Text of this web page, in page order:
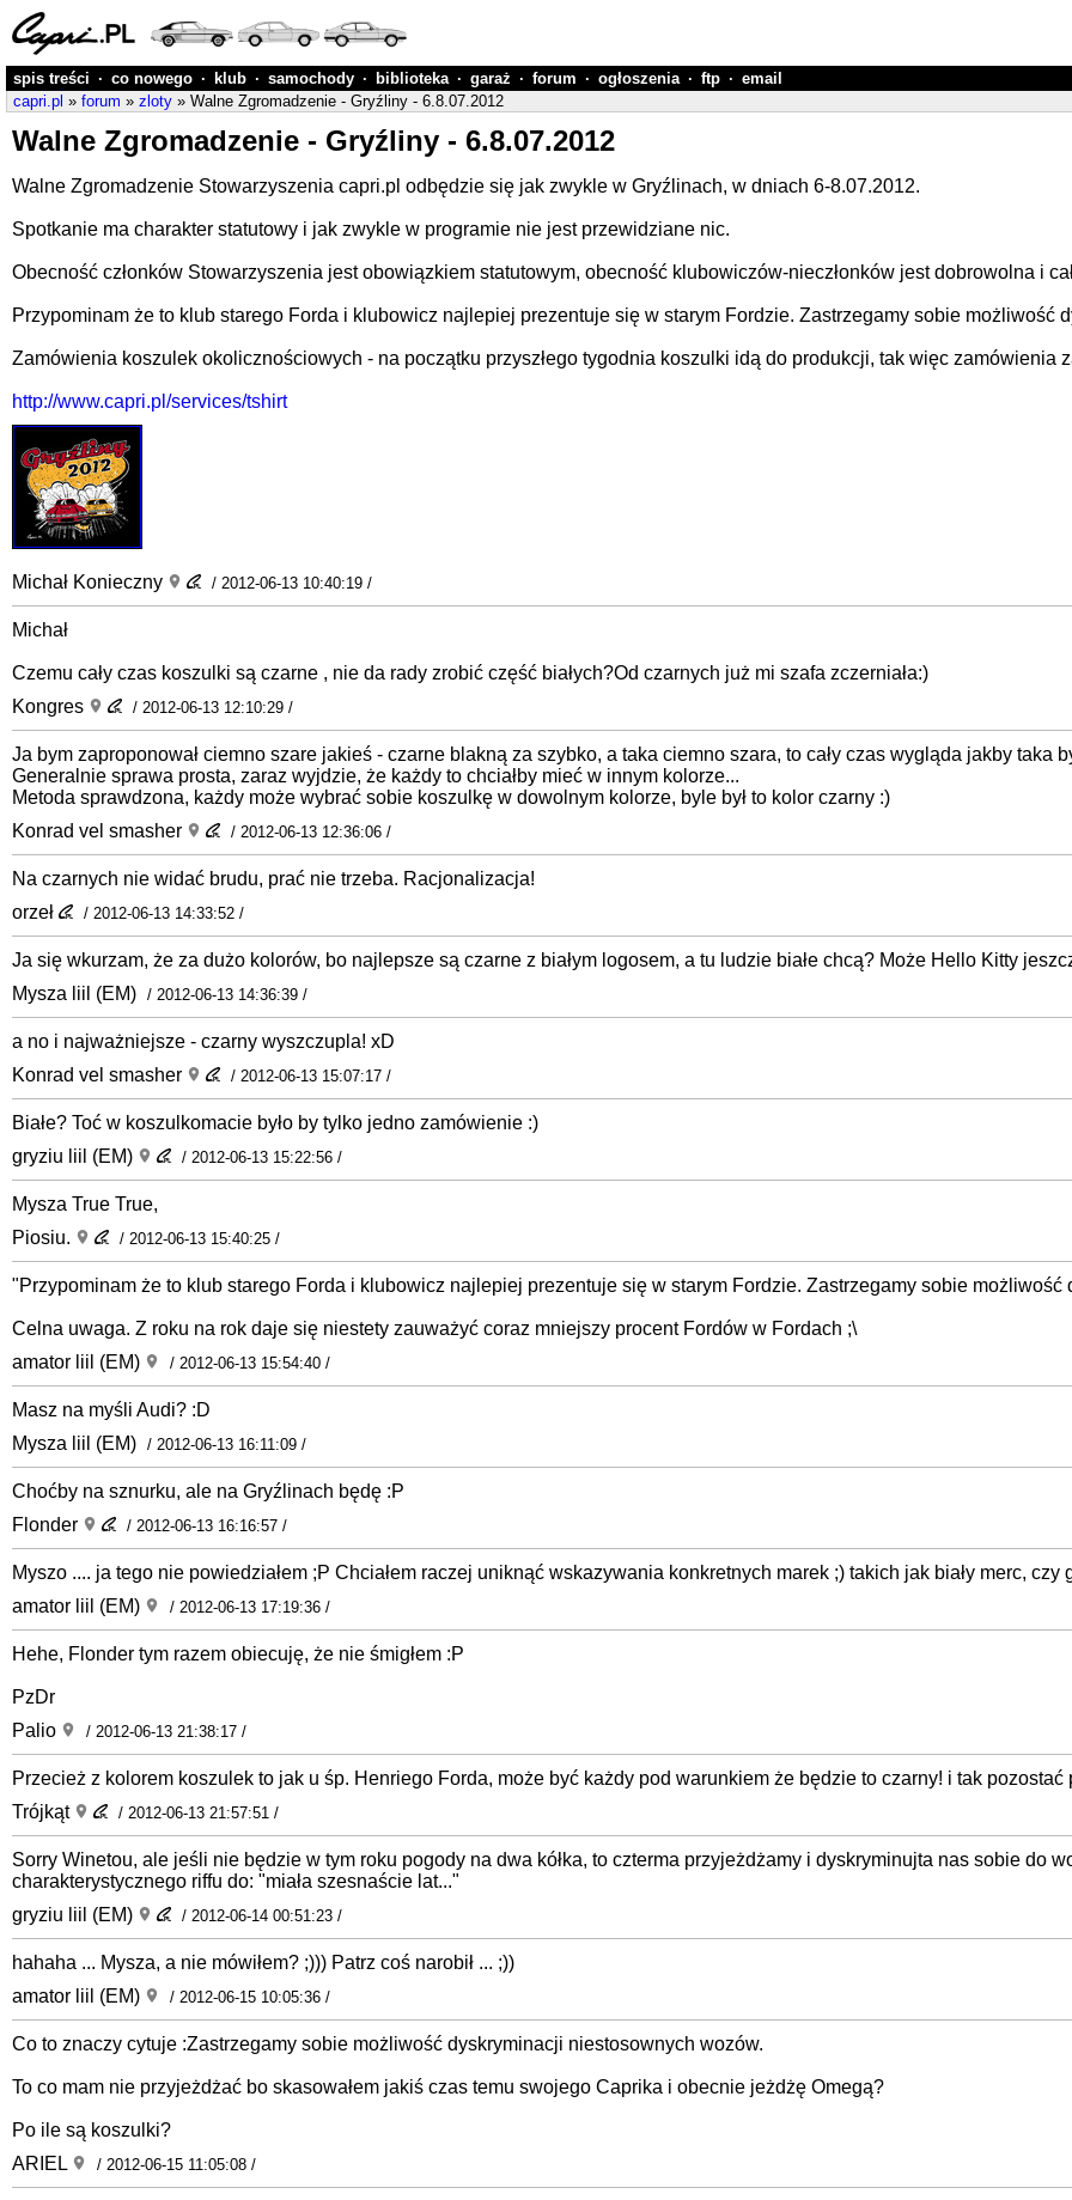
spis treści · co nowego · klub · samochody · biblioteka · garaż · forum · ogłoszenia · ftp · email
capri.pl » forum » zloty » Walne Zgromadzenie - Gryźliny - 6.8.07.2012
Walne Zgromadzenie - Gryźliny - 6.8.07.2012
Walne Zgromadzenie Stowarzyszenia capri.pl odbędzie się jak zwykle w Gryźlinach, w dniach 6-8.07.2012.
Spotkanie ma charakter statutowy i jak zwykle w programie nie jest przewidziane nic.
Obecność członków Stowarzyszenia jest obowiązkiem statutowym, obecność klubowiczów-nieczłonków jest dobrowolna i
Przypominam że to klub starego Forda i klubowicz najlepiej prezentuje się w starym Fordzie. Zastrzegamy sobie możliwość
Zamówienia koszulek okolicznościowych - na początku przyszłego tygodnia koszulki idą do produkcji, tak więc zamówienia
http://www.capri.pl/services/tshirt
Michał Konieczny / 2012-06-13 10:40:19 /
Michał
Czemu cały czas koszulki są czarne , nie da rady zrobić część białych?Od czarnych już mi szafa zczerniała:)
Kongres
/ 2012-06-13 12:10:29 /
Ja bym zaproponował ciemno szare jakieś - czarne blakną za szybko, a taka ciemno szara, to cały czas wygląda jakby taka
Generalnie sprawa prosta, zaraz wyjdzie, że każdy to chciałby mieć w innym kolorze...
Metoda sprawdzona, każdy może wybrać sobie koszulkę w dowolnym kolorze, byle był to kolor czarny :)
Konrad vel smasher
/ 2012-06-13 12:36:06 /
Na czarnych nie widać brudu, prać nie trzeba. Racjonalizacja!
orzeł
/ 2012-06-13 14:33:52 /
Ja się wkurzam, że za dużo kolorów, bo najlepsze są czarne z białym logosem, a tu ludzie białe chcą? Może Hello Kitty
Mysza liil (EM) / 2012-06-13 14:36:39 /
a no i najważniejsze - czarny wyszczupla! xD
Konrad vel smasher
/ 2012-06-13 15:07:17 /
Białe? Toć w koszulkomacie było by tylko jedno zamówienie :)
gryziu liil (EM)
/ 2012-06-13 15:22:56 /
Mysza True True,
Piosiu.
/ 2012-06-13 15:40:25 /
"Przypominam że to klub starego Forda i klubowicz najlepiej prezentuje się w starym Fordzie. Zastrzegamy sobie
Celna uwaga. Z roku na rok daje się niestety zauważyć coraz mniejszy procent Fordów w Fordach ;\
amator liil (EM)
/ 2012-06-13 15:54:40 /
Masz na myśli Audi? :D
Mysza liil (EM) / 2012-06-13 16:11:09 /
Choćby na sznurku, ale na Gryźlinach będę :P
Flonder
/ 2012-06-13 16:16:57 /
Myszo .... ja tego nie powiedziałem ;P Chciałem raczej uniknąć wskazywania konkretnych marek ;) takich jak biały merc, czy
amator liil (EM)
/ 2012-06-13 17:19:36 /
Hehe, Flonder tym razem obiecuję, że nie śmigłem :P
PzDr
Palio
/ 2012-06-13 21:38:17 /
Przecież z kolorem koszulek to jak u śp. Henriego Forda, może być każdy pod warunkiem że będzie to czarny! i tak pozostać
Trójkąt
/ 2012-06-13 21:57:51 /
Sorry Winetou, ale jeśli nie będzie w tym roku pogody na dwa kółka, to czterma przyjeżdżamy i dyskryminujta nas sobie do
charakterystycznego riffu do: "miała szesnaście lat..."
gryziu liil (EM)
/ 2012-06-14 00:51:23 /
hahaha ... Mysza, a nie mówiłem? ;))) Patrz coś narobił ... ;))
amator liil (EM)
/ 2012-06-15 10:05:36 /
Co to znaczy cytuje :Zastrzegamy sobie możliwość dyskryminacji niestosownych wozów.
To co mam nie przyjeżdżać bo skasowałem jakiś czas temu swojego Caprika i obecnie jeżdżę Omegą?
Po ile są koszulki?
ARIEL
/ 2012-06-15 11:05:08 /